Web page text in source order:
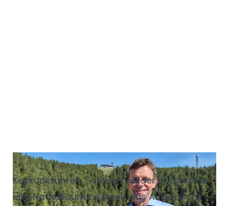
Der König vom See
Kuckucksuhren, Schwarzwälder Kirschtorte
und Nadelbäume, soweit das Auge reicht –